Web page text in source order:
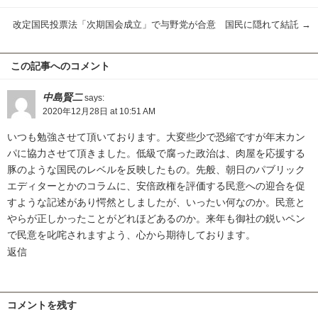
改定国民投票法「次期国会成立」で与野党が合意 国民に隠れて結託 →
この記事へのコメント
中島賢二 says:
2020年12月28日 at 10:51 AM
いつも勉強させて頂いております。大変些少で恐縮ですが年末カン
パに協力させて頂きました。低級で腐った政治は、肉屋を応援する
豚のような国民のレベルを反映したもの。先般、朝日のパブリック
エディターとかのコラムに、安倍政権を評価する民意への迎合を促
すような記述があり愕然としましたが、いったい何なのか。民意と
やらが正しかったことがどれほどあるのか。来年も御社の鋭いペン
で民意を叱咤されますよう、心から期待しております。
返信
コメントを残す